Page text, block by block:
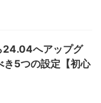
へアップグ
き5つの設定【初心